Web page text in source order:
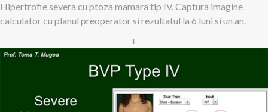
Hipertrofie severa cu ptoza mamara tip IV. Captura imagine
calculator cu planul preoperator si rezultatul la 6 luni si un an.
+